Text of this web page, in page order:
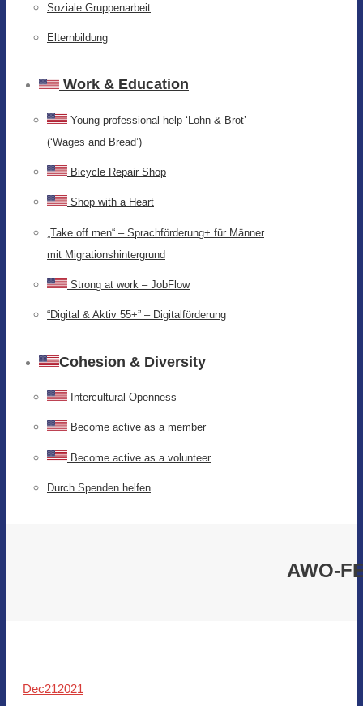
Soziale Gruppenarbeit
Elternbildung
Work & Education
Young professional help ‘Lohn & Brot’
(‘Wages and Bread’)
Bicycle Repair Shop
Shop with a Heart
„Take off men“ – Sprachförderung+ für Männer
mit Migrationshintergrund
Strong at work – JobFlow
“Digital & Aktiv 55+” – Digitalförderung
Cohesion & Diversity
Intercultural Openness
Become active as a member
Become active as a volunteer
Durch Spenden helfen
AWO-
Dec212021